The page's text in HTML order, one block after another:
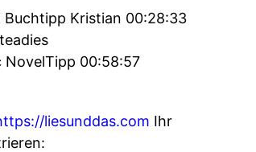
Buchtipp Kristian 00:28:33
00:58:57
liesunddas.com Ihr